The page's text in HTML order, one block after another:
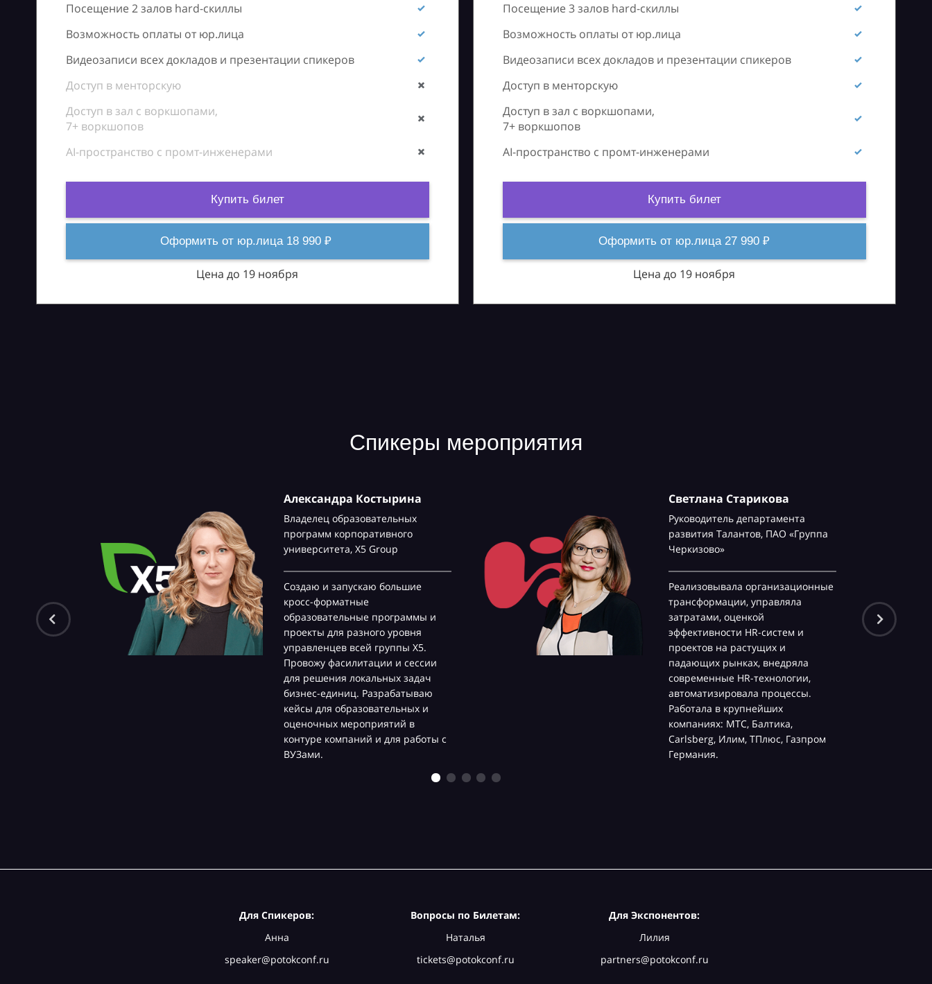
Посещение 2 залов hard-скиллы
Возможность оплаты от юр.лица
Видеозаписи всех докладов и презентации спикеров
Доступ в менторскую
Доступ в зал с воркшопами,
7+ воркшопов
AI-пространство с промт-инженерами
Купить билет
Оформить от юр.лица 18 990 ₽
Цена до 19 ноября
Посещение 3 залов hard-скиллы
Возможность оплаты от юр.лица
Видеозаписи всех докладов и презентации спикеров
Доступ в менторскую
Доступ в зал с воркшопами,
7+ воркшопов
AI-пространство с промт-инженерами
Купить билет
Оформить от юр.лица 27 990 ₽
Цена до 19 ноября
Спикеры мероприятия
Александра Костырина
Владелец образовательных
программ корпоративного
университета, Х5 Group
Создаю и запускаю большие
кросс-форматные
образовательные программы и
проекты для разного уровня
управленцев всей группы Х5.
Провожу фасилитации и сессии
для решения локальных задач
бизнес-единиц. Разрабатываю
кейсы для образовательных и
оценочных мероприятий в
контуре компаний и для работы с
ВУЗами.
Светлана Старикова
Руководитель департамента
развития Талантов, ПАО «Группа
Черкизово»
Реализовывала организационные
трансформации, управляла
затратами, оценкой
эффективности HR-систем и
проектов на растущих и
падающих рынках, внедряла
современные HR-технологии,
автоматизировала процессы.
Работала в крупнейших
компаниях: МТС, Балтика,
Carlsberg, Илим, ТПлюс, Газпром
Германия.
Для Спикеров:
Анна
speaker@potokconf.ru
Вопросы по Билетам:
Наталья
tickets@potokconf.ru
Для Экспонентов:
Лилия
partners@potokconf.ru